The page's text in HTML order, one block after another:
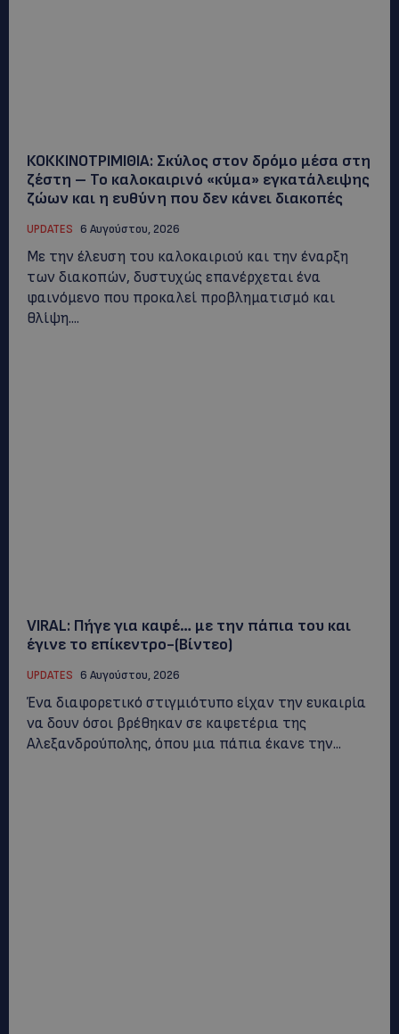
ΚΟΚΚΙΝΟΤΡΙΜΙΘΙΑ: Σκύλος στον δρόμο μέσα στη
ζέστη – Το καλοκαιρινό «κύμα» εγκατάλειψης
ζώων και η ευθύνη που δεν κάνει διακοπές
UPDATES 6 Αυγούστου, 2026
Με την έλευση του καλοκαιριού και την έναρξη
των διακοπών, δυστυχώς επανέρχεται ένα
φαινόμενο που προκαλεί προβληματισμό και
θλίψη....
VIRAL: Πήγε για καφέ… με την πάπια του και
έγινε το επίκεντρο-(Βίντεο)
UPDATES 6 Αυγούστου, 2026
Ένα διαφορετικό στιγμιότυπο είχαν την ευκαιρία
να δουν όσοι βρέθηκαν σε καφετέρια της
Αλεξανδρούπολης, όπου μια πάπια έκανε την...